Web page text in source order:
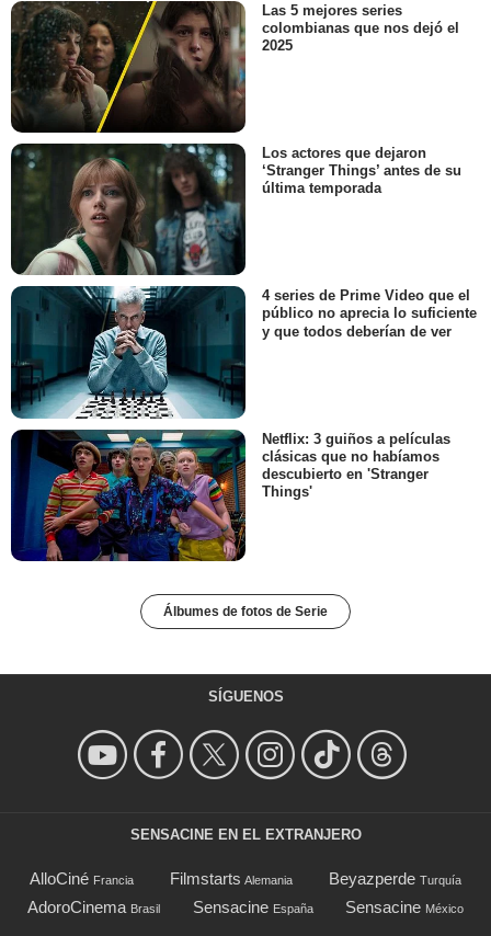
Las 5 mejores series
colombianas que nos dejó el
2025
Los actores que dejaron
‘Stranger Things’ antes de su
última temporada
4 series de Prime Video que el
público no aprecia lo suficiente
y que todos deberían de ver
Netflix: 3 guiños a películas
clásicas que no habíamos
descubierto en 'Stranger
Things'
Álbumes de fotos de Serie
SÍGUENOS
SENSACINE EN EL EXTRANJERO
AlloCiné Francia Filmstarts Alemania Beyazperde Turquía
AdoroCinema Brasil Sensacine España Sensacine México